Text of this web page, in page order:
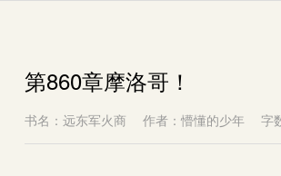
第860章摩洛哥！
书名：远东军火商 作者：懵懂的少年 字